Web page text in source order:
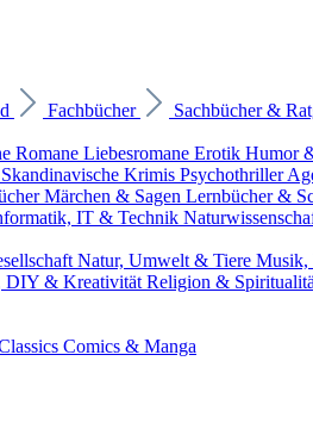
Fachbücher Sachbücher &
Romane Liebesromane Erotik Humor
Skandinavische Krimis Psychothriller
Märchen & Sagen Lernbücher &
IT & Technik
Natur, Umwelt & Tiere Musik,
DIY & Kreativität Religion &
Comics & Manga